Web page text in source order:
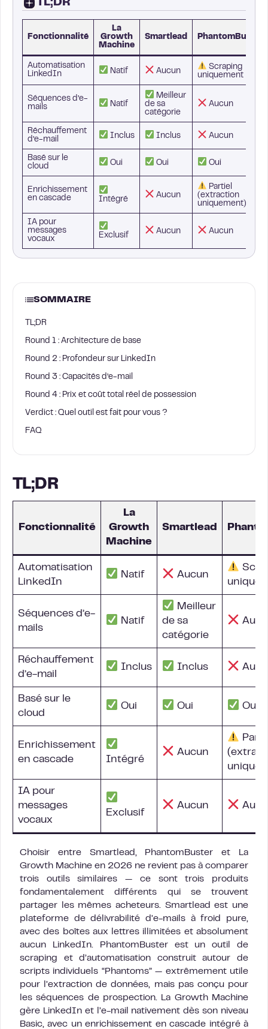
TL;DR
Fonctionnalité
La
Growth
Machine
Smartlead PhantomBuster
Automatisation
LinkedIn
Natif Aucun
Scraping
uniquement
Séquences d’e-
mails
Natif
Meilleur
de sa
catégorie
Aucun
Réchauffement
d’e-mail
Inclus Inclus Aucun
Basé sur le
cloud
Oui Oui Oui
Enrichissement
en cascade
Intégré
Aucun
Partiel
(extraction
uniquement)
IA pour
messages
vocaux
Exclusif
Aucun Aucun
SOMMAIRE
TL;DR
Round 1 : Architecture de base
Round 2 : Profondeur sur LinkedIn
Round 3 : Capacités d’e-mail
Round 4 : Prix et coût total réel de possession
Verdict : Quel outil est fait pour vous ?
FAQ
TL;DR
Fonctionnalité
La
Growth
Machine
Smartlead
Automatisation
LinkedIn
Natif Aucun
Séquences d’e-
mails
Natif
Meilleur
de sa
catégorie
Réchauffement
d’e-mail
Inclus Inclus
Basé sur le
cloud
Oui Oui Oui
Enrichissement
en cascade
Intégré
Aucun
IA pour
messages
vocaux
Exclusif
Aucun
Choisir entre Smartlead, PhantomBuster et La
Growth Machine en 2026 ne revient pas à comparer
trois outils similaires — ce sont trois produits
fondamentalement différents qui se trouvent
partager les mêmes acheteurs. Smartlead est une
plateforme de délivrabilité d’e-mails à froid pure,
avec des boîtes aux lettres illimitées et absolument
aucun LinkedIn. PhantomBuster est un outil de
scraping et d’automatisation construit autour de
scripts individuels “Phantoms” — extrêmement utile
pour l’extraction de données, mais pas conçu pour
les séquences de prospection. La Growth Machine
gère LinkedIn et l’e-mail nativement dès son niveau
Basic, avec un enrichissement en cascade intégré à